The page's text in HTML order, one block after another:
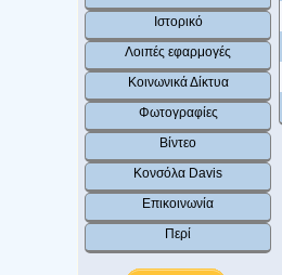
Ιστορικό
Λοιπές εφαρμογές
Κοινωνικά Δίκτυα
Φωτογραφίες
Βίντεο
Κονσόλα Davis
Επικοινωνία
Περί